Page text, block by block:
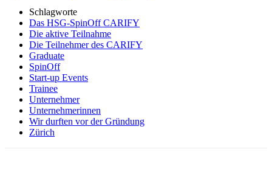
Schlagworte
Das HSG-SpinOff CARIFY
Die aktive Teilnahme
Die Teilnehmer des CARIFY
Graduate
SpinOff
Start-up Events
Trainee
Unternehmer
Unternehmerinnen
Wir durften vor der Gründung
Zürich